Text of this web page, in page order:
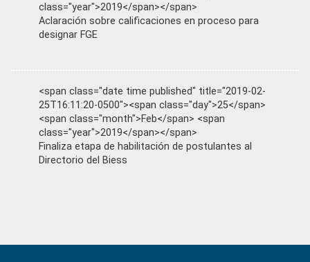
class="year">2019</span></span>
Aclaración sobre calificaciones en proceso para
designar FGE
<span class="date time published" title="2019-02-
25T16:11:20-0500"><span class="day">25</span>
<span class="month">Feb</span> <span
class="year">2019</span></span>
Finaliza etapa de habilitación de postulantes al
Directorio del Biess